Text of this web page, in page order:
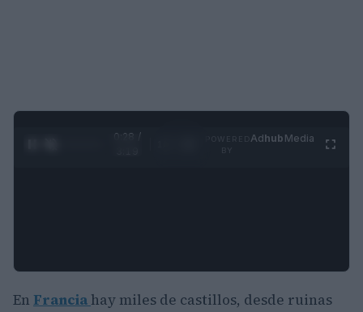
0:29 /
Adhub Media
En Francia hay miles de castillos, desde ruinas